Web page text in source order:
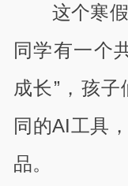
这个寒
同学有一个
成长”，孩
同的AI工具
品。